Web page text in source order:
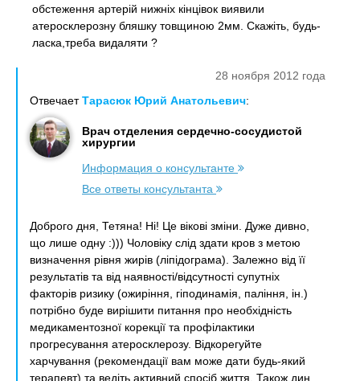
обстеження артерій нижніх кінцівок виявили
атеросклерозну бляшку товщиною 2мм. Скажіть, будь-
ласка,треба видаляти ?
28 ноября 2012 года
ОтвечаетТарасюк Юрий Анатольевич:
Врач отделения сердечно-сосудистой
хирургии
Информация о консультанте
Все ответы консультанта
Доброго дня, Тетяна! Ні! Це вікові зміни. Дуже дивно,
що лише одну :))) Чоловіку слід здати кров з метою
визначення рівня жирів (ліпідограма). Залежно від її
результатів та від наявності/відсутності супутніх
факторів ризику (ожиріння, гіподинамія, паління, ін.)
потрібно буде вирішити питання про необхідність
медикаментозної корекції та профілактики
прогресування атеросклерозу. Відкорегуйте
харчування (рекомендації вам може дати будь-який
терапевт) та ведіть активний спосіб життя. Також дин